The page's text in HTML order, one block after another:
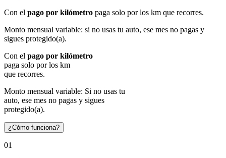
Con el pago por kilómetro paga solo por los km que recorres.
Monto mensual variable: si no usas tu auto, ese mes no pagas y
sigues protegido(a).
Con el pago por kilómetro
paga solo por los km
que recorres.
Monto mensual variable: Si no usas tu
auto, ese mes no pagas y sigues
protegido(a).
¿Cómo funciona?
01